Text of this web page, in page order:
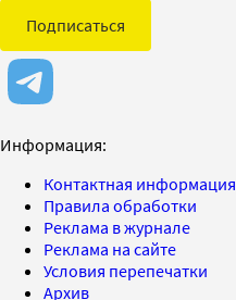
Подписаться
Информация:
Контактная информация
Правила обработки
Реклама в журнале
Реклама на сайте
Условия перепечатки
Архив